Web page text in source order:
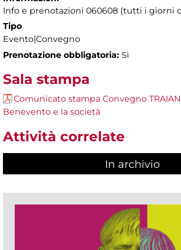
Info e prenotazioni 060608 (tutti i giorni
Tipo
Evento|Convegno
Prenotazione obbligatoria: Sì
Sala stampa
Comunicato stampa Convegno
Benevento e la società
Attività correlate
In archivio